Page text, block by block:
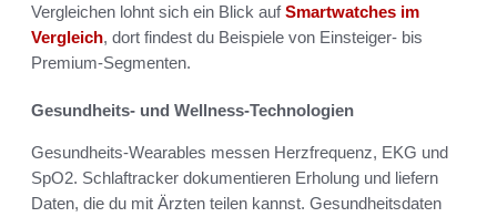
Vergleichen lohnt sich ein Blick aufSmartwatches im
Vergleich, dort findest du Beispiele von Einsteiger- bis
Premium-Segmenten.
Gesundheits- und Wellness-Technologien
Gesundheits-Wearables messen Herzfrequenz, EKG und
SpO2. Schlaftracker dokumentieren Erholung und liefern
Daten, die du mit Ärzten teilen kannst. Gesundheitsdaten